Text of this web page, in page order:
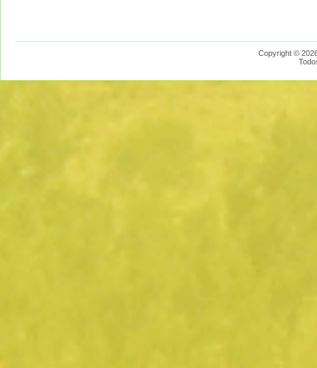
Copyright ©